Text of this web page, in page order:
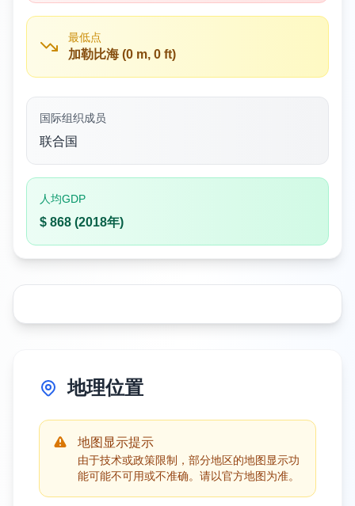
最低点
加勒比海 (0 m, 0 ft)
国际组织成员
联合国
人均GDP
$ 868 (2018年)
地理位置
地图显示提示
由于技术或政策限制，部分地区的地图显示功
能可能不可用或不准确。请以官方地图为准。